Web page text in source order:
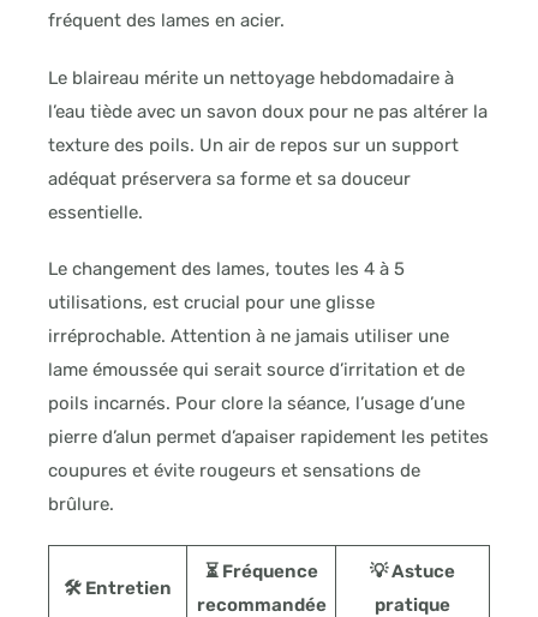
fréquent des lames en acier.
Le blaireau mérite un nettoyage hebdomadaire à
l’eau tiède avec un savon doux pour ne pas altérer la
texture des poils. Un air de repos sur un support
adéquat préservera sa forme et sa douceur
essentielle.
Le changement des lames, toutes les 4 à 5
utilisations, est crucial pour une glisse
irréprochable. Attention à ne jamais utiliser une
lame émoussée qui serait source d’irritation et de
poils incarnés. Pour clore la séance, l’usage d’une
pierre d’alun permet d’apaiser rapidement les petites
coupures et évite rougeurs et sensations de
brûlure.
🛠️ Entretien
⏳ Fréquence
recommandée
💡 Astuce
pratique